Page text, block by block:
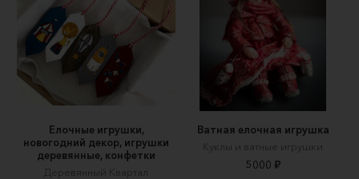
Елочные игрушки,
новогодний декор, игрушки
деревянные, конфетки
Деревянный Квартал
Ватная елочная игрушка
Куклы и ватные игрушки
5000 ₽